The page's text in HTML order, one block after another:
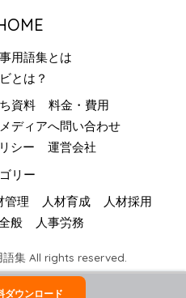
用語集とは
とは？
資料
料金・費用
メディアへ問い合わせ
シー
運営会社
リー
管理 人材育成
人材採用
般
人事労務
集 All rights reserved.
ダウンロード